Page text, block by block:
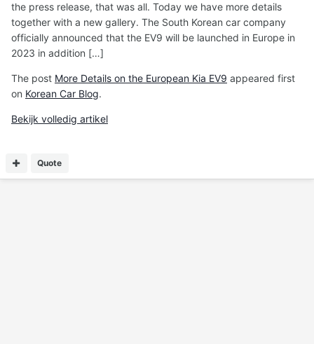
the press release, that was all. Today we have more details
together with a new gallery. The South Korean car company
officially announced that the EV9 will be launched in Europe in
2023 in addition […]
The post More Details on the European Kia EV9 appeared first
on Korean Car Blog.
Bekijk volledig artikel
Quote